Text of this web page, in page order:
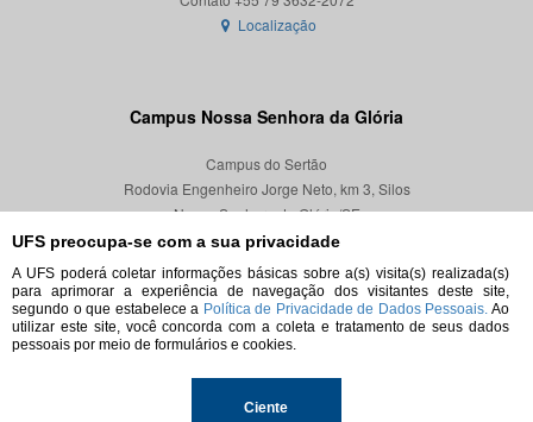
UFS preocupa-se com a sua privacidade
A UFS poderá coletar informações básicas sobre a(s) visita(s) realizada(s)
para aprimorar a experiência de navegação dos visitantes deste site,
segundo o que estabelece a Política de Privacidade de Dados Pessoais. Ao
utilizar este site, você concorda com a coleta e tratamento de seus dados
pessoais por meio de formulários e cookies.
Ciente
Localização
Campus Nossa Senhora da Glória
Campus do Sertão
Rodovia Engenheiro Jorge Neto, km 3, Silos
Nossa Senhora da Glória/SE
CEP 49680-000
Localização
© 2026. Todos os direitos reservados.